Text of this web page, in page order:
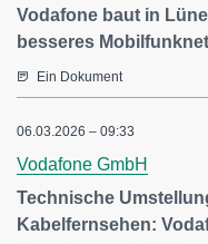
Vodafone baut in
besseres
Ein Dokument
06.03.2026 – 09:33
Vodafone GmbH
Technische
Kabelfernsehen: